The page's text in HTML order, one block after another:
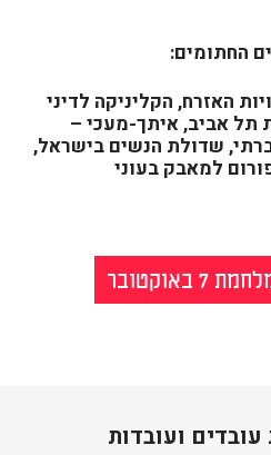
החתומים:
האזרח, הקליניקה לדיני
תל אביב, איתך-מעכי –
שדולת הנשים בישראל,
למאבק בעוני
7 באוקטובר
עובדים ועובדות